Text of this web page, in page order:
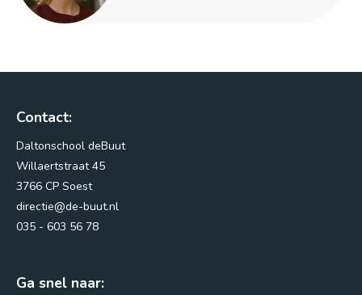
Vacatures
Contact:
Daltonschool deBuut
Willaertstraat 45
3766 CP Soest
directie@de-buut.nl
035 - 603 56 78
Ga snel naar: